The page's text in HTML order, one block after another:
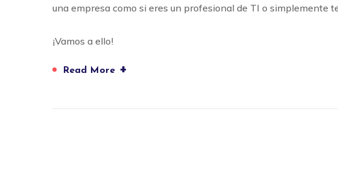
una empresa como si eres un profesional de TI o simplemente
¡Vamos a ello!
Read More +